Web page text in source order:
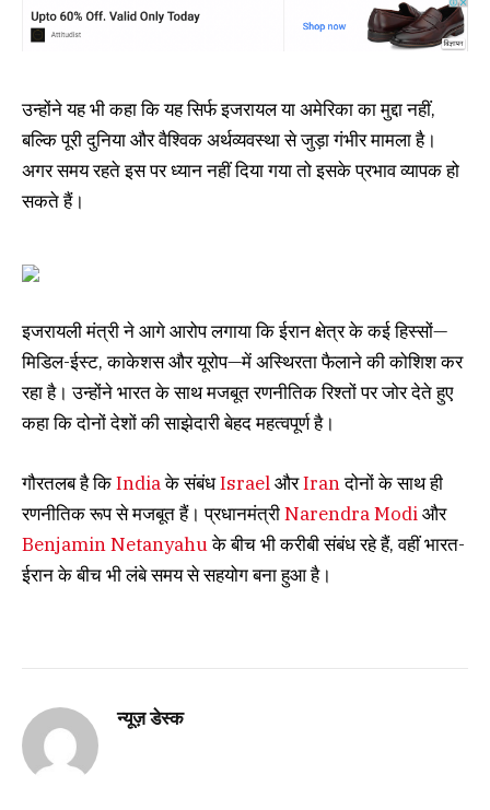
उन्होंने यह भी कहा कि यह सिर्फ इजरायल या अमेरिका का मुद्दा नहीं,
बल्कि पूरी दुनिया और वैश्विक अर्थव्यवस्था से जुड़ा गंभीर मामला है।
अगर समय रहते इस पर ध्यान नहीं दिया गया तो इसके प्रभाव व्यापक हो
सकते हैं।
इजरायली मंत्री ने आगे आरोप लगाया कि ईरान क्षेत्र के कई हिस्सों—
मिडिल-ईस्ट, काकेशस और यूरोप—में अस्थिरता फैलाने की कोशिश कर
रहा है। उन्होंने भारत के साथ मजबूत रणनीतिक रिश्तों पर जोर देते हुए
कहा कि दोनों देशों की साझेदारी बेहद महत्वपूर्ण है।
गौरतलब है किIndiaके संबंधIsraelऔरIranदोनों के साथ ही
रणनीतिक रूप से मजबूत हैं। प्रधानमंत्रीNarendra Modiऔर
Benjamin Netanyahuके बीच भी करीबी संबंध रहे हैं, वहीं भारत-
ईरान के बीच भी लंबे समय से सहयोग बना हुआ है।
न्यूज़ डेस्क